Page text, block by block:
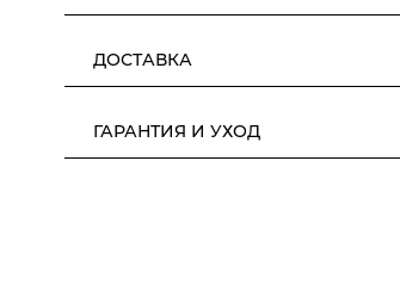
ДОСТАВКА
ГАРАНТИЯ И УХОД